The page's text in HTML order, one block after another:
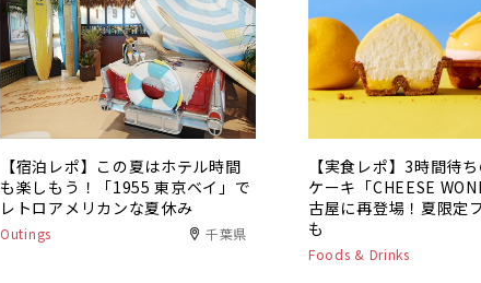
【宿泊レポ】この夏はホテル時間
も楽しもう！「1955 東京ベイ」で
レトロアメリカンな夏休み
Outings 千葉県
【実食レポ】3時間待
ケーキ「CHEESE
古屋に再登場！夏限定
も
Foods & Drinks